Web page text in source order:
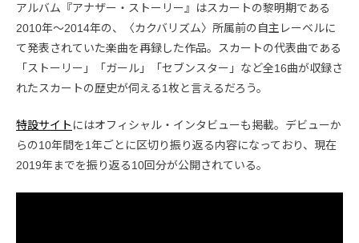
アルバム『アナザー・ストーリー』はスカートの黎明期である
2010年〜2014年の、〈カクバリズム〉所属前の自主レーベルに
て発表されていた楽曲を再録した作品。スカートの代表曲である
「ストーリー」「ガール」「セブンスター」など全16曲が収録さ
れたスカートの歴史が伺える1枚と言えるだろう。
特設サイト にはオフィシャル・インタビューも掲載。デビューか
らの10年間を1年ごとに区切り振り返る内容になっており、現在
2019年までを振り返る10回分が公開されている。